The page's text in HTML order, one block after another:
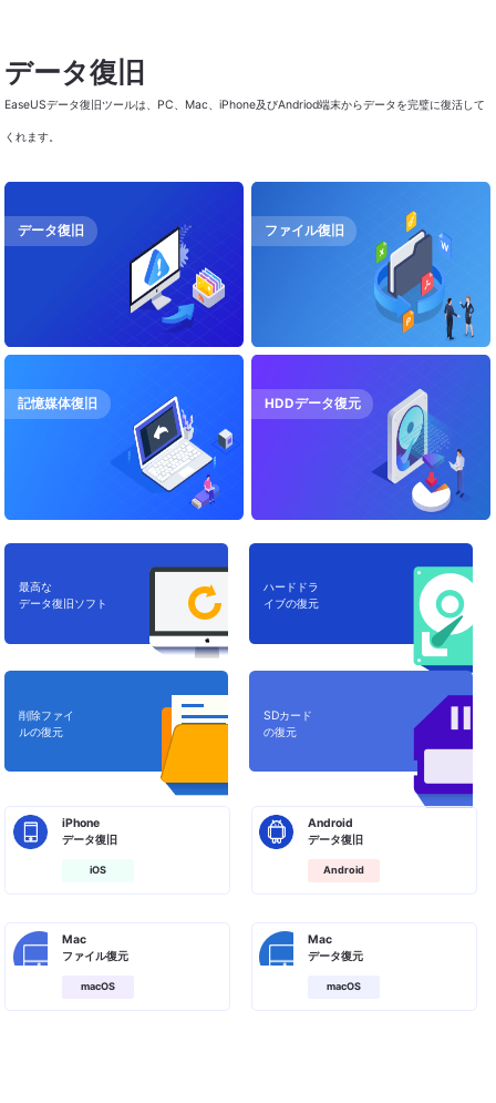
データ復旧
EaseUSデータ復旧ツールは、PC、Mac、iPhone及びAndriod端末からデータを完璧に復活して
くれます。
データ復旧 ファイル復旧
記憶媒体復旧 HDDデータ復元
最高な
データ復旧ソフト
ハードドラ
イブの復元
削除ファイ
ルの復元
SDカード
の復元
iPhone
データ復旧
iOS
Android
データ復旧
Android
Mac
ファイル復元
macOS
Mac
データ復元
macOS